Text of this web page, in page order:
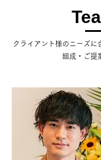
クライアント様のニーズに
組成・ご提